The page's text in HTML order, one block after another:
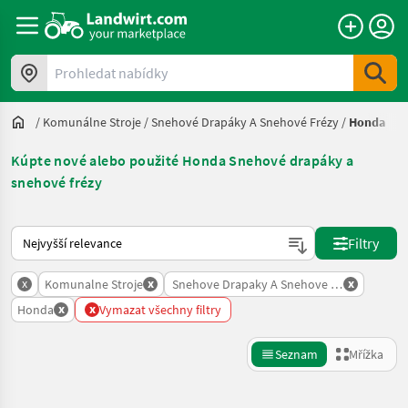
Prohledat nabídky
/ Komunálne Stroje /Snehové Drapáky A Snehové Frézy / Honda
Kúpte nové alebo použité Honda Snehové drapáky a
snehové frézy
Takto se řadí nabídky na Landwirt.com
Filtry
x Komunalne Stroje x Snehove Drapaky A Snehove Frezy
x
Honda x x Vymazat všechny filtry
Seznam Mřížka